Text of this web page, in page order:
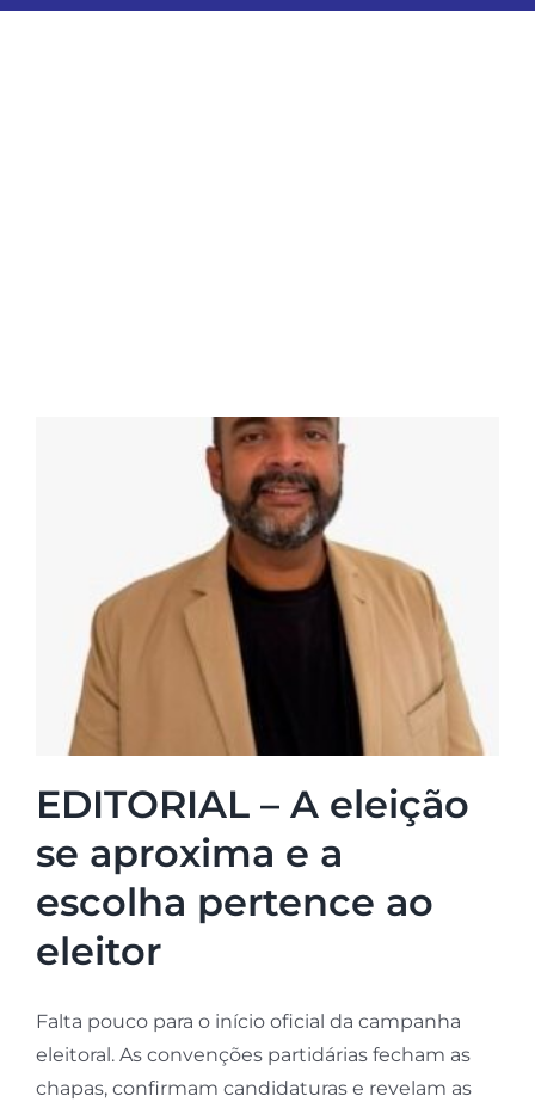
EDITORIAL – A eleição
se aproxima e a
escolha pertence ao
eleitor
Falta pouco para o início oficial da campanha
eleitoral. As convenções partidárias fecham as
chapas, confirmam candidaturas e revelam as